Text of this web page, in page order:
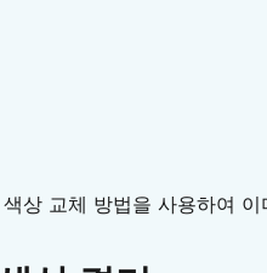
상 교체 방법을 사용하여